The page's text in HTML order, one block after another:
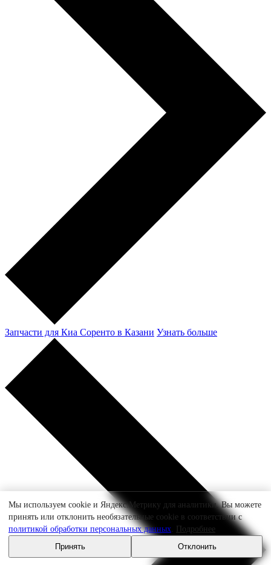
Запчасти для Киа Соренто в Казани Узнать больше
Мы используем cookie и Яндекс.Метрику для аналитики. Вы можете
принять или отклонить необязательные cookie в соответствии с
политикой обработки персональных данных.
Подробнее
Принять
Отклонить